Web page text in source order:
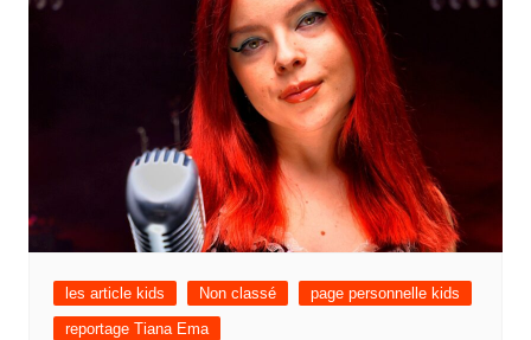
les article kids Non classé
page personnelle kids
reportage Tiana Ema